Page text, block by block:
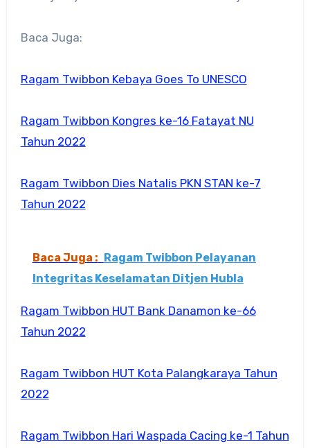
Baca Juga:
Ragam Twibbon Kebaya Goes To UNESCO
Ragam Twibbon Kongres ke-16 Fatayat NU
Tahun 2022
Ragam Twibbon Dies Natalis PKN STAN ke-7
Tahun 2022
Baca Juga : Ragam Twibbon Pelayanan
Integritas Keselamatan Ditjen Hubla
Ragam Twibbon HUT Bank Danamon ke-66
Tahun 2022
Ragam Twibbon HUT Kota Palangkaraya Tahun
2022
Ragam Twibbon Hari Waspada Cacing ke-1 Tahun